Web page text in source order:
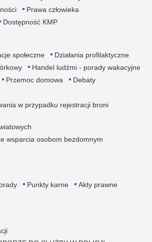
Prawa człowieka
Dostępność KMP
społeczne
Działania profilaktyczne
Handel ludźmi - porady wakacyjne
Przemoc domowa
Debaty
w przypadku rejestracji broni
wsparcia osobom bezdomnym
Punkty karne Akty prawne